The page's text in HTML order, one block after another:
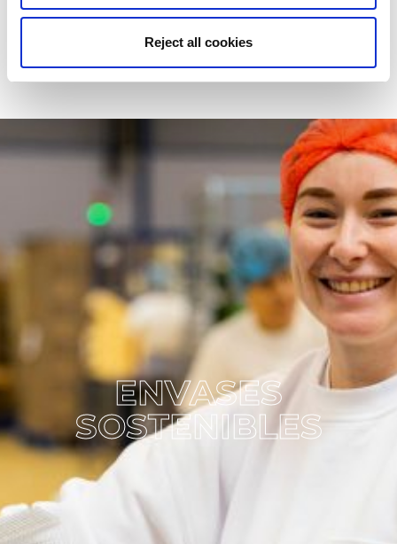
Reject all cookies
transporte para impulsar la sostenibilidad, la
rentabilidad y la mejora del servicio a nuestros
ENVASES
SOSTENIBLES